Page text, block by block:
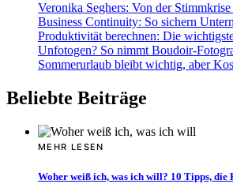
Veronika Seghers: Von der
Business Continuity: So sichern
Produktivität berechnen: Die
Unfotogen? So nimmt Boudoir-
Sommerurlaub bleibt wichtig, aber
Beliebte Beiträge
MEHR LESEN
Woher weiß ich, was ich will? 10 Tipps,